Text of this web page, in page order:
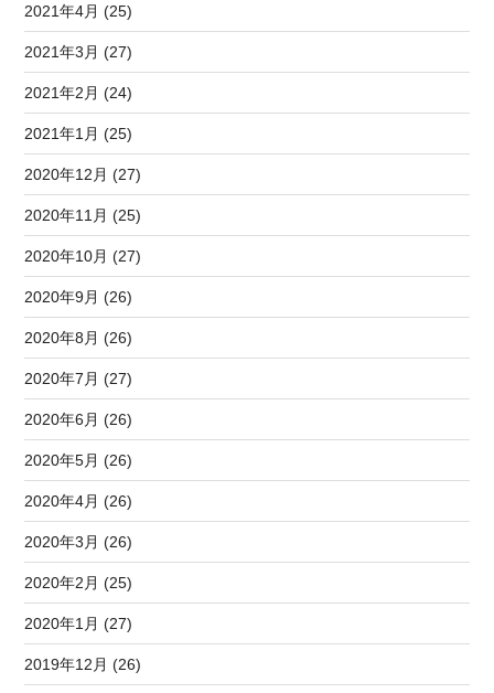
2021年4月 (25)
2021年3月 (27)
2021年2月 (24)
2021年1月 (25)
2020年12月 (27)
2020年11月 (25)
2020年10月 (27)
2020年9月 (26)
2020年8月 (26)
2020年7月 (27)
2020年6月 (26)
2020年5月 (26)
2020年4月 (26)
2020年3月 (26)
2020年2月 (25)
2020年1月 (27)
2019年12月 (26)